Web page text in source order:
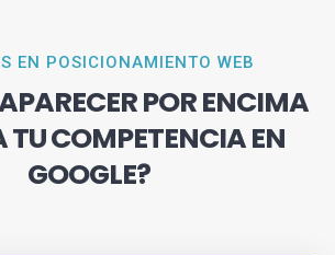
EN POSICIONAMIENTO WEB
POR ENCIMA
TU COMPETENCIA EN
GOOGLE?